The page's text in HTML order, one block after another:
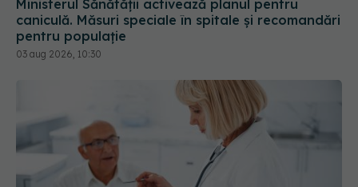
03 aug 2026, 10:30